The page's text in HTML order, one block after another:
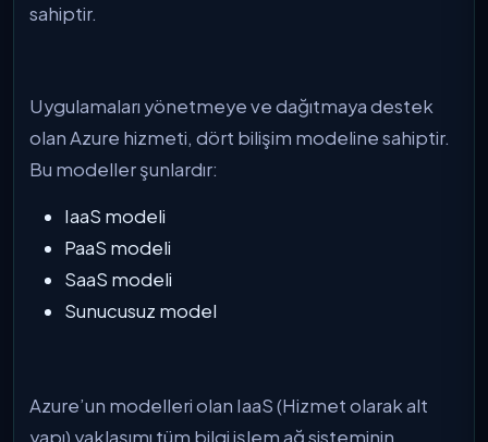
sahiptir.
Uygulamaları yönetmeye ve dağıtmaya destek
olan Azure hizmeti, dört bilişim modeline sahiptir.
Bu modeller şunlardır:
IaaS modeli
PaaS modeli
SaaS modeli
Sunucusuz model
Azure’un modelleri olan IaaS (Hizmet olarak alt